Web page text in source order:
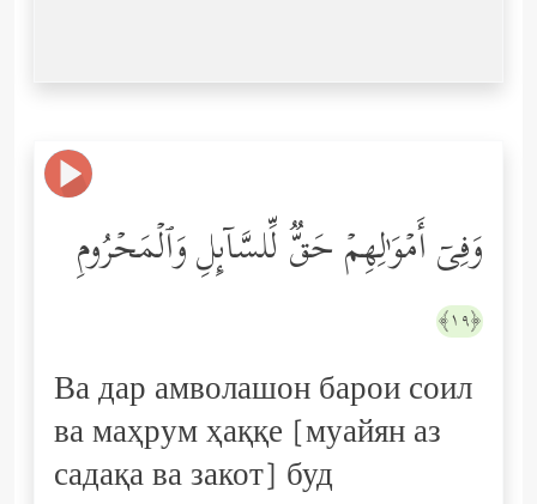
وَفِیۤ أَمۡوَ ٰ⁠لِهِمۡ حَقࣱّ لِّلسَّاۤىِٕلِ وَٱلۡمَحۡرُومِ
﴿١٩﴾
Ва дар амволашон барои соил
ва маҳрум ҳаққе [муайян аз
садақа ва закот] буд